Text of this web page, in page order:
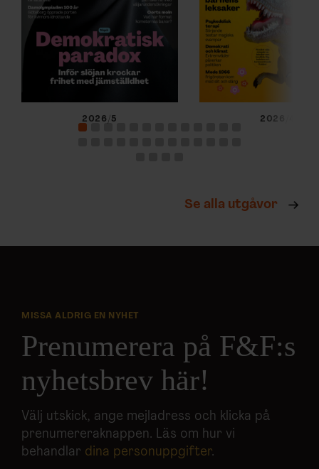
2026/5 2026/4
Se alla utgåvor
MISSA ALDRIG EN NYHET
Prenumerera på F&F:s
nyhetsbrev här!
Välj utskick, ange mejladress och klicka på
prenumereraknappen. Läs om hur vi
behandlar dina personuppgifter.